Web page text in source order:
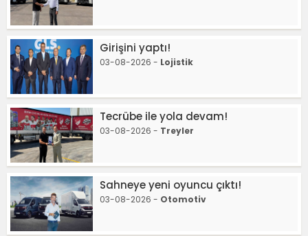
Girişini yaptı!
03-08-2026 - Lojistik
Tecrübe ile yola devam!
03-08-2026 - Treyler
Sahneye yeni oyuncu çıktı!
03-08-2026 - Otomotiv